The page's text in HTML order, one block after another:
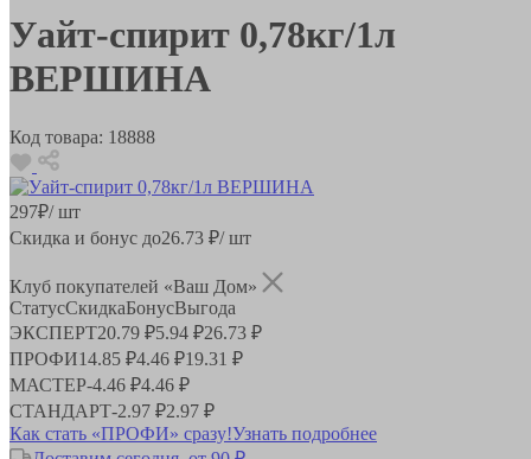
Уайт-спирит 0,78кг/1л
ВЕРШИНА
Код товара: 18888
297₽/ шт
Скидка и бонус до26.73 ₽/ шт
Клуб покупателей «Ваш Дом»
СтатусСкидкаБонусВыгода
ЭКСПЕРТ20.79 ₽5.94 ₽26.73 ₽
ПРОФИ14.85 ₽4.46 ₽19.31 ₽
МАСТЕР-4.46 ₽4.46 ₽
СТАНДАРТ-2.97 ₽2.97 ₽
Как стать «ПРОФИ» сразу!Узнать подробнее